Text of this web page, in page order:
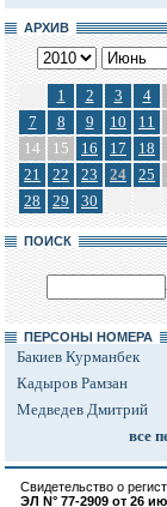
АРХИВ
1 2 3 4
7
8 9 10 11
14
15 16 17 18
21
22 23 24 25
28
29 30
ПОИСК
ПЕРСОНЫ НОМЕРА
Бакиев Курманбек
Кадыров Рамзан
Медведев Дмитрий
все
Свидетельство о
ЭЛ N° 77-2909 от 26